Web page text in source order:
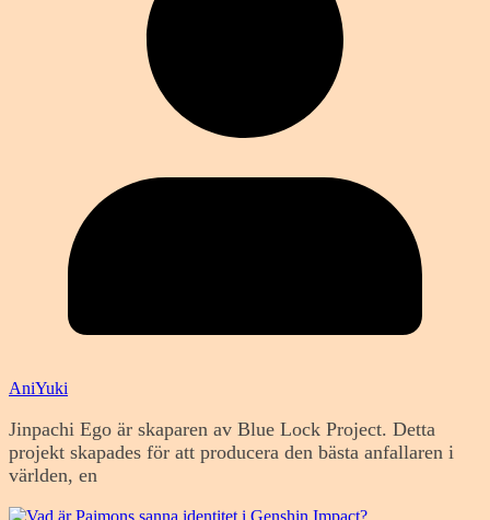
AniYuki
Jinpachi Ego är skaparen av Blue Lock Project. Detta
projekt skapades för att producera den bästa anfallaren i
världen, en